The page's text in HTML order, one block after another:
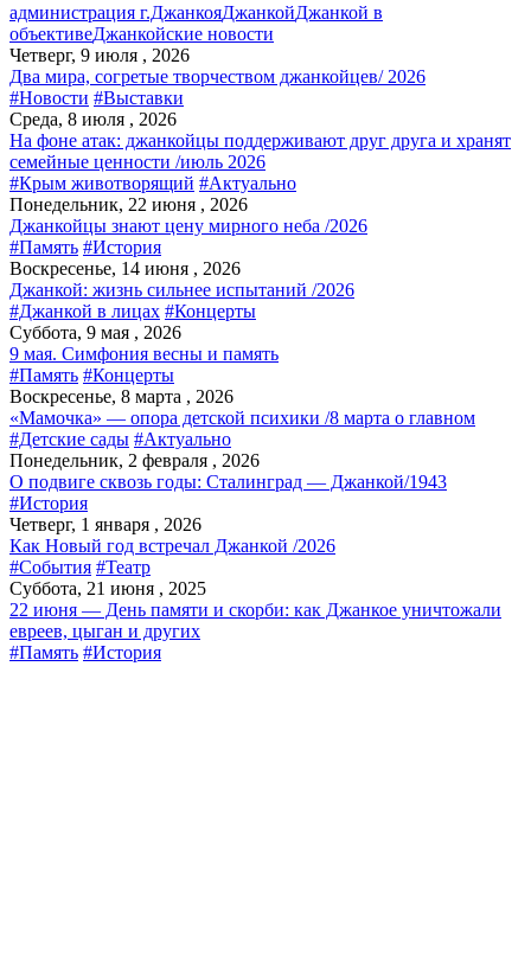
администрация г.ДжанкояДжанкойДжанкой в
объективеДжанкойские новости
Четверг, 9 июля , 2026
Два мира, согретые творчеством джанкойцев/ 2026
#Новости #Выставки
Среда, 8 июля , 2026
На фоне атак: джанкойцы поддерживают друг друга и хранят
семейные ценности /июль 2026
#Крым животворящий #Актуально
Понедельник, 22 июня , 2026
Джанкойцы знают цену мирного неба /2026
#Память #История
Воскресенье, 14 июня , 2026
Джанкой: жизнь сильнее испытаний /2026
#Джанкой в лицах #Концерты
Суббота, 9 мая , 2026
9 мая. Симфония весны и память
#Память #Концерты
Воскресенье, 8 марта , 2026
«Мамочка» — опора детской психики /8 марта о главном
#Детские сады #Актуально
Понедельник, 2 февраля , 2026
О подвиге сквозь годы: Сталинград — Джанкой/1943
#История
Четверг, 1 января , 2026
Как Новый год встречал Джанкой /2026
#События #Театр
Суббота, 21 июня , 2025
22 июня — День памяти и скорби: как Джанкое уничтожали
евреев, цыган и других
#Память #История